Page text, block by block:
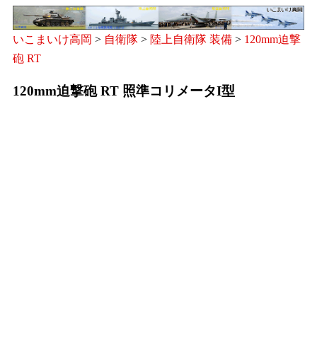
いこまいけ高岡 > 自衛隊 > 陸上自衛隊 装備 > 120mm迫撃
砲 RT
120mm迫撃砲 RT 照準コリメータI型